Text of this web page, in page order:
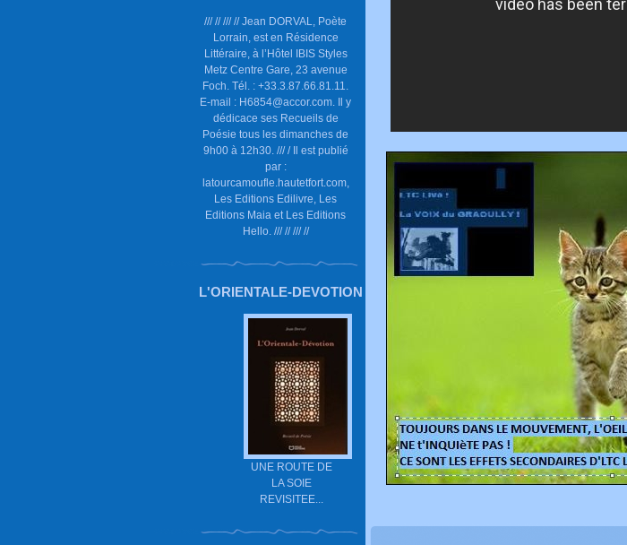
/// // /// // Jean DORVAL, Poète
Lorrain, est en Résidence
Littéraire, à l’Hôtel IBIS Styles
Metz Centre Gare, 23 avenue
Foch. Tél. : +33.3.87.66.81.11.
E-mail : H6854@accor.com. Il y
dédicace ses Recueils de
Poésie tous les dimanches de
9h00 à 12h30. /// / Il est publié
par :
latourcamoufle.hautetfort.com,
Les Editions Edilivre, Les
Editions Maia et Les Editions
Hello. /// // /// //
L'ORIENTALE-DEVOTION
UNE ROUTE DE
LA SOIE
REVISITEE...